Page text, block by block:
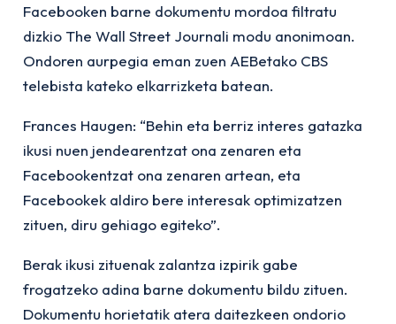
Facebooken barne dokumentu mordoa filtratu
dizkio The Wall Street Journali modu anonimoan.
Ondoren aurpegia eman zuen AEBetako CBS
telebista kateko elkarrizketa batean.
Frances Haugen: “Behin eta berriz interes gatazka
ikusi nuen jendearentzat ona zenaren eta
Facebookentzat ona zenaren artean, eta
Facebookek aldiro bere interesak optimizatzen
zituen, diru gehiago egiteko”.
Berak ikusi zituenak zalantza izpirik gabe
frogatzeko adina barne dokumentu bildu zituen.
Dokumentu horietatik atera daitezkeen ondorio